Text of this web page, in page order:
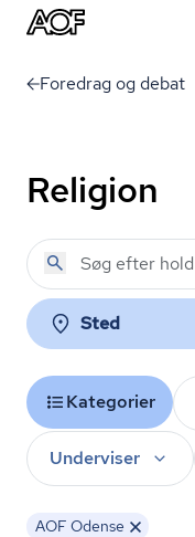
Foredrag og debat
Religion
Sted
Kategorier
Underviser
AOF Odense